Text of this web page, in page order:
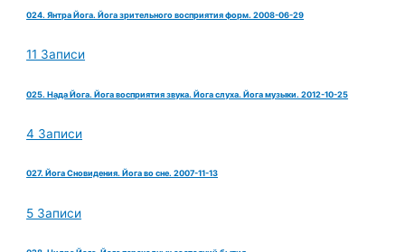
024. Янтра Йога. Йога зрительного восприятия форм. 2008-06-29
11 Записи
025. Нада Йога. Йога восприятия звука. Йога слуха. Йога музыки. 2012-10-25
4 Записи
027. Йога Сновидения. Йога во сне. 2007-11-13
5 Записи